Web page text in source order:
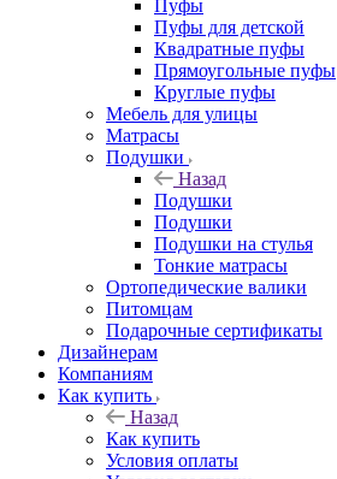
Пуфы
Пуфы для детской
Квадратные пуфы
Прямоугольные пуфы
Круглые пуфы
Мебель для улицы
Матрасы
Подушки
Назад
Подушки
Подушки
Подушки на стулья
Тонкие матрасы
Ортопедические валики
Питомцам
Подарочные сертификаты
Дизайнерам
Компаниям
Как купить
Назад
Как купить
Условия оплаты